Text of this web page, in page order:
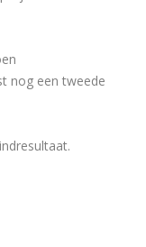
nog een tweede